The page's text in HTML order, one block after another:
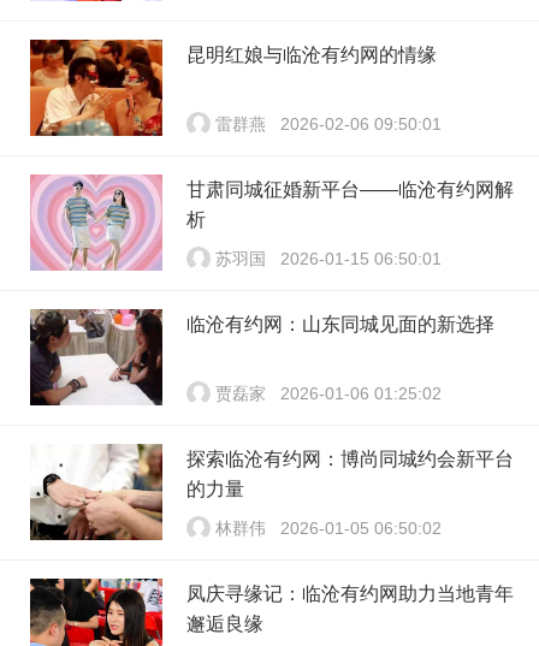
昆明红娘与临沧有约网的情缘
雷群燕 2026-02-06 09:50:01
甘肃同城征婚新平台——临沧有约网解
析
苏羽国 2026-01-15 06:50:01
临沧有约网：山东同城见面的新选择
贾磊家 2026-01-06 01:25:02
探索临沧有约网：博尚同城约会新平台
的力量
林群伟 2026-01-05 06:50:02
凤庆寻缘记：临沧有约网助力当地青年
邂逅良缘